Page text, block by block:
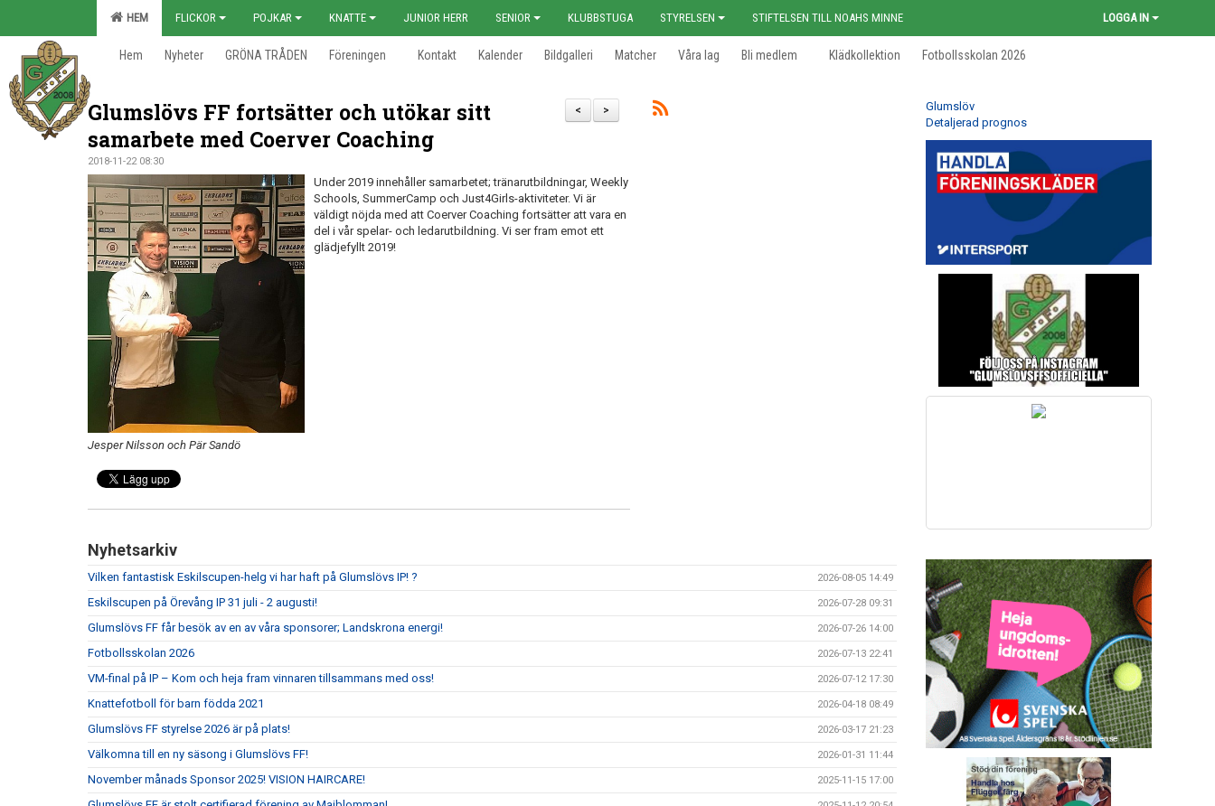
HEM FLICKOR POJKAR KNATTE JUNIOR HERR SENIOR KLUBBSTUGA STYRELSEN STIFTELSEN TILL NOAHS MINNE LOGGA IN
Hem Nyheter GRÖNA TRÅDEN Föreningen Kontakt Kalender Bildgalleri Matcher Våra lag Bli medlem Klädkollektion Fotbollsskolan 2026
>
<
Glumslövs FF fortsätter och utökar sitt
samarbete med Coerver Coaching
2018-11-22 08:30
Jesper Nilsson och Pär Sandö
Under 2019 innehåller samarbetet; tränarutbildningar, Weekly
Schools, SummerCamp och Just4Girls-aktiviteter. Vi är
väldigt nöjda med att Coerver Coaching fortsätter att vara en
del i vår spelar- och ledarutbildning. Vi ser fram emot ett
glädjefyllt 2019!
Nyhetsarkiv
Vilken fantastisk Eskilscupen-helg vi har haft på Glumslövs IP! ? 2026-08-05 14:49
Eskilscupen på Örevång IP 31 juli - 2 augusti! 2026-07-28 09:31
Glumslövs FF får besök av en av våra sponsorer; Landskrona energi! 2026-07-26 14:00
Fotbollsskolan 2026 2026-07-13 22:41
VM-final på IP – Kom och heja fram vinnaren tillsammans med oss! 2026-07-12 17:30
Knattefotboll för barn födda 2021 2026-04-18 08:49
Glumslövs FF styrelse 2026 är på plats! 2026-03-17 21:23
Välkomna till en ny säsong i Glumslövs FF! 2026-01-31 11:44
November månads Sponsor 2025! VISION HAIRCARE! 2025-11-15 17:00
Glumslöv
Detaljerad prognos